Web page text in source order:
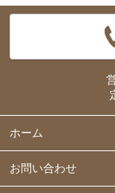
ホーム
お問い合わせ